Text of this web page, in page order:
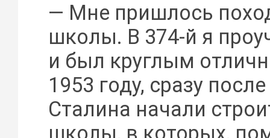
— Мне пришлось
школы. В 374-й я
и был круглым
1953 году, сразу
Сталина начали
школы, в которых,